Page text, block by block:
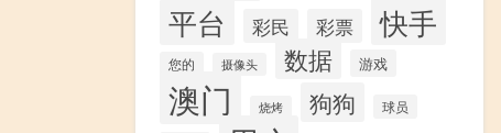
平台 彩民 彩票 快手
您的 摄像头 数据 游戏
澳门 烧烤 狗狗 球员